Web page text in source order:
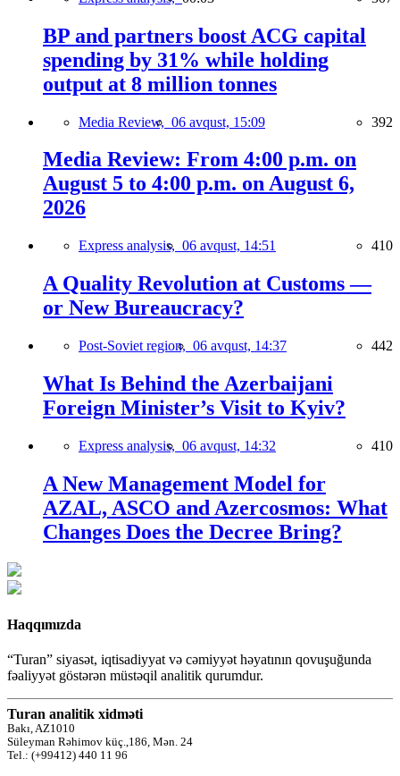
BP and partners boost ACG capital
spending by 31% while holding
output at 8 million tonnes
Media Review, 06 avqust, 15:09 392
Media Review: From 4:00 p.m. on
August 5 to 4:00 p.m. on August 6,
2026
Express analysis, 06 avqust, 14:51 410
A Quality Revolution at Customs —
or New Bureaucracy?
Post-Soviet region, 06 avqust, 14:37 442
What Is Behind the Azerbaijani
Foreign Minister’s Visit to Kyiv?
Express analysis, 06 avqust, 14:32 410
A New Management Model for
AZAL, ASCO and Azercosmos: What
Changes Does the Decree Bring?
Haqqımızda
“Turan” siyasət, iqtisadiyyat və cəmiyyət həyatının qovuşuğunda
fəaliyyət göstərən müstəqil analitik qurumdur.
Turan analitik xidməti
Bakı, AZ1010
Süleyman Rəhimov küç.,186, Mən. 24
Tel.: (+99412) 440 11 96